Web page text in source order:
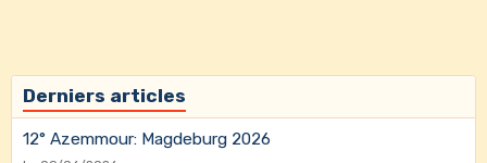
Derniers articles
12° Azemmour: Magdeburg 2026